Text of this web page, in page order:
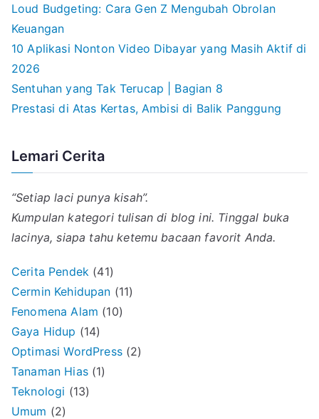
Loud Budgeting: Cara Gen Z Mengubah Obrolan
Keuangan
10 Aplikasi Nonton Video Dibayar yang Masih Aktif di
2026
Sentuhan yang Tak Terucap | Bagian 8
Prestasi di Atas Kertas, Ambisi di Balik Panggung
Lemari Cerita
“Setiap laci punya kisah”.
Kumpulan kategori tulisan di blog ini. Tinggal buka
lacinya, siapa tahu ketemu bacaan favorit Anda.
Cerita Pendek (41)
Cermin Kehidupan (11)
Fenomena Alam (10)
Gaya Hidup (14)
Optimasi WordPress(2)
Tanaman Hias(1)
Teknologi (13)
Umum (2)